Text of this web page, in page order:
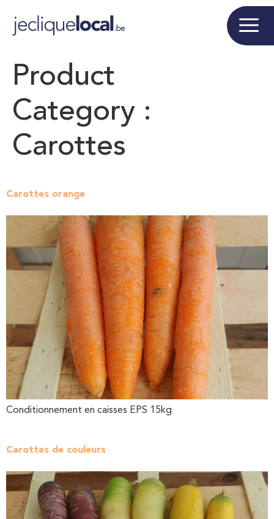
Product
Category :
Carottes
Carottes orange
Conditionnement en caisses EPS 15kg
Carottes de couleurs